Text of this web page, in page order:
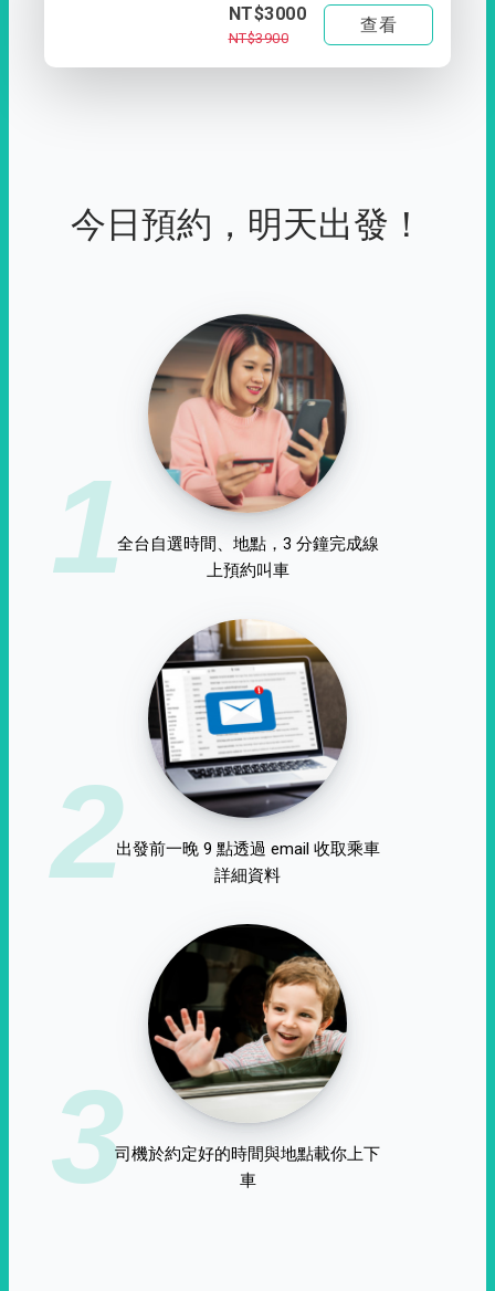
NT$3000
NT$3900
查看
今日預約，明天出發！
1全台自選時間、地點，3 分鐘完成線
上預約叫車
2出發前一晚 9 點透過 email 收取乘車
詳細資料
3司機於約定好的時間與地點載你上下
車